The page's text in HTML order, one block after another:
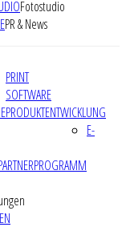
PRINT
SOFTWARE
PRODUKTENTWICKLUNG
E-
Fotostudio
PR & News